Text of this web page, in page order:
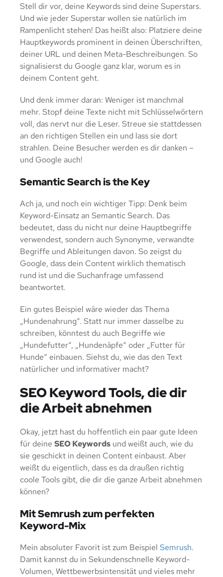
Stell dir vor, deine Keywords sind deine Superstars.
Und wie jeder Superstar wollen sie natürlich im
Rampenlicht stehen! Das heißt also: Platziere deine
Hauptkeywords prominent in deinen Überschriften,
deiner URL und deinen Meta-Beschreibungen. So
signalisierst du Google ganz klar, worum es in
deinem Content geht.
Und denk immer daran: Weniger ist manchmal
mehr. Stopf deine Texte nicht mit Schlüsselwörtern
voll, das nervt nur die Leser. Streue sie stattdessen
an den richtigen Stellen ein und lass sie dort
strahlen. Deine Besucher werden es dir danken –
und Google auch!
Semantic Search is the Key
Ach ja, und noch ein wichtiger Tipp: Denk beim
Keyword-Einsatz an Semantic Search. Das
bedeutet, dass du nicht nur deine Hauptbegriffe
verwendest, sondern auch Synonyme, verwandte
Begriffe und Ableitungen davon. So zeigst du
Google, dass dein Content wirklich thematisch
rund ist und die Suchanfrage umfassend
beantwortet.
Ein gutes Beispiel wäre wieder das Thema
„Hundenahrung“. Statt nur immer dasselbe zu
schreiben, könntest du auch Begriffe wie
„Hundefutter“, „Hundenäpfe“ oder „Futter für
Hunde“ einbauen. Siehst du, wie das den Text
natürlicher und informativer macht?
SEO Keyword Tools, die dir
die Arbeit abnehmen
Okay, jetzt hast du hoffentlich ein paar gute Ideen
für deine SEO Keywords und weißt auch, wie du
sie geschickt in deinen Content einbaust. Aber
weißt du eigentlich, dass es da draußen richtig
coole Tools gibt, die dir die ganze Arbeit abnehmen
können?
Mit Semrush zum perfekten
Keyword-Mix
Mein absoluter Favorit ist zum Beispiel Semrush.
Damit kannst du in Sekundenschnelle Keyword-
Volumen, Wettbewerbsintensität und vieles mehr